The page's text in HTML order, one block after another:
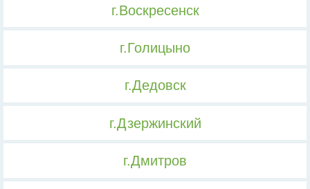
г.Воскресенск
г.Голицыно
г.Дедовск
г.Дзержинский
г.Дмитров